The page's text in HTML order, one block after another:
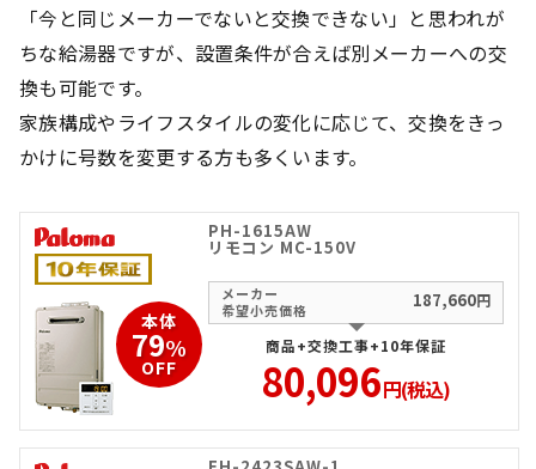
「今と同じメーカーでないと交換できない」と思われが
ちな給湯器ですが、設置条件が合えば別メーカーへの交
換も可能です。
家族構成やライフスタイルの変化に応じて、交換をきっ
かけに号数を変更する方も多くいます。
本体
79%
OFF
PH-1615AW
リモコン MC-150V
メーカー
希望小売価格
187,660円
商品+交換工事+10年保証
80,096円(税込)